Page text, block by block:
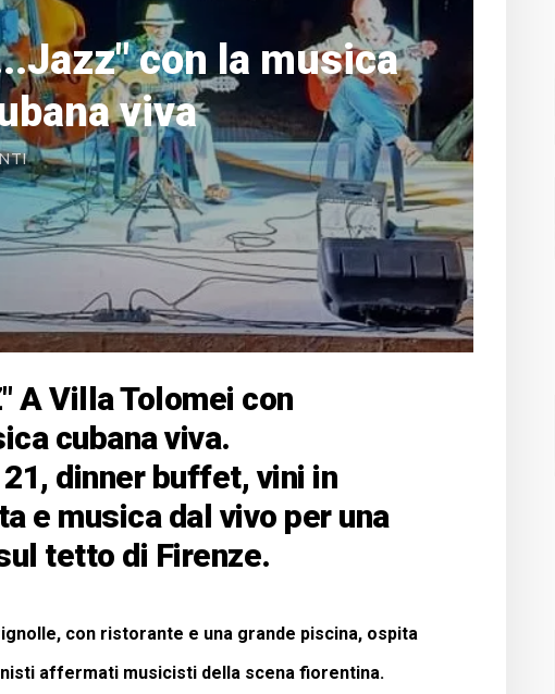
con la musica
viva
A Villa Tolomei con
cubana viva.
dinner buffet, vini in
e musica dal vivo per una
tetto di Firenze.
con ristorante e una grande piscina, ospita
affermati musicisti della scena fiorentina.